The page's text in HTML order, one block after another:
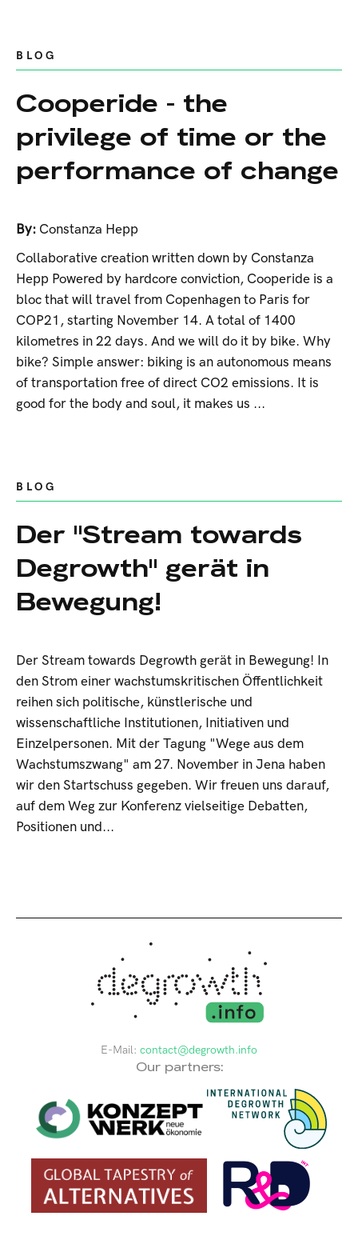
BLOG
Cooperide - the
privilege of time or the
performance of change
By: Constanza Hepp
Collaborative creation written down by Constanza
Hepp Powered by hardcore conviction, Cooperide is a
bloc that will travel from Copenhagen to Paris for
COP21, starting November 14. A total of 1400
kilometres in 22 days. And we will do it by bike. Why
bike? Simple answer: biking is an autonomous means
of transportation free of direct CO2 emissions. It is
good for the body and soul, it makes us ...
BLOG
Der "Stream towards
Degrowth" gerät in
Bewegung!
Der Stream towards Degrowth gerät in Bewegung! In
den Strom einer wachstumskritischen Öffentlichkeit
reihen sich politische, künstlerische und
wissenschaftliche Institutionen, Initiativen und
Einzelpersonen. Mit der Tagung "Wege aus dem
Wachstumszwang" am 27. November in Jena haben
wir den Startschuss gegeben. Wir freuen uns darauf,
auf dem Weg zur Konferenz vielseitige Debatten,
Positionen und...
E-Mail: contact@degrowth.info
Our partners: